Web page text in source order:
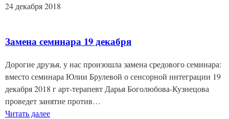
24 декабря 2018
Замена семинара 19 декабря
Дорогие друзья, у нас произошла замена средового семинара:
вместо семинара Юлии Брулевой о сенсорной интеграции 19
декабря 2018 г арт-терапевт Дарья Боголюбова-Кузнецова
проведет занятие против…
Читать далее